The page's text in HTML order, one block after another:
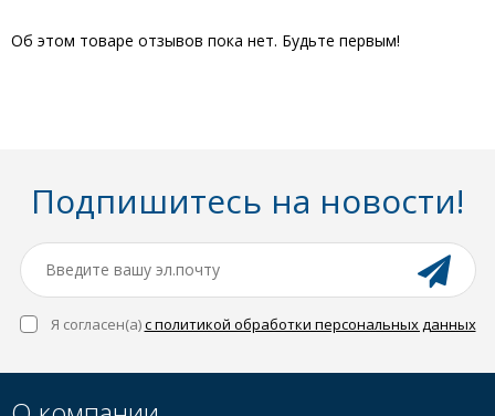
Об этом товаре отзывов пока нет. Будьте первым!
Подпишитесь на новости!
Я согласен(a)с политикой обработки персональных данных